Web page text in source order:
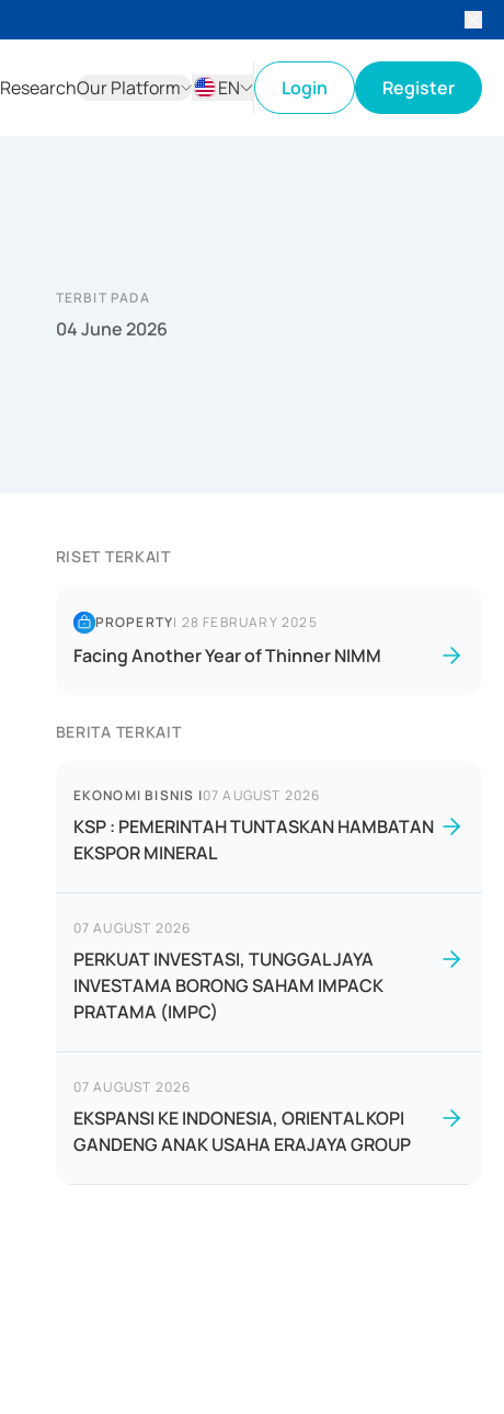
ResearchOur Platform
EN
Login Register
TERBIT PADA
04 June 2026
RISET TERKAIT
PROPERTY| 28 FEBRUARY 2025
Facing Another Year of Thinner NIMM
BERITA TERKAIT
EKONOMI BISNIS |07 AUGUST 2026
KSP : PEMERINTAH TUNTASKAN HAMBATAN
EKSPOR MINERAL
07 AUGUST 2026
PERKUAT INVESTASI, TUNGGAL JAYA
INVESTAMA BORONG SAHAM IMPACK
PRATAMA (IMPC)
07 AUGUST 2026
EKSPANSI KE INDONESIA, ORIENTAL KOPI
GANDENG ANAK USAHA ERAJAYA GROUP